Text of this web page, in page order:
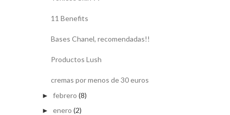
11 Benefits
Bases Chanel, recomendadas!!
Productos Lush
cremas por menos de 30 euros
► febrero (8)
► enero (2)